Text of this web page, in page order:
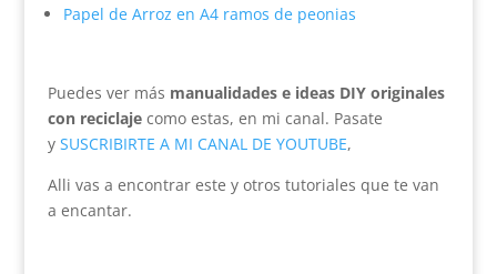
Papel de Arroz en A4 ramos de peonias
Puedes ver más manualidades e ideas DIY originales
con reciclaje como estas, en mi canal. Pasate
y SUSCRIBIRTE A MI CANAL DE YOUTUBE,
Alli vas a encontrar este y otros tutoriales que te van
a encantar.